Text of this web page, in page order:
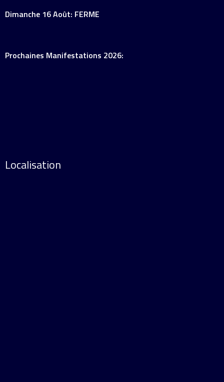
Dimanche 16 Août: FERME
Prochaines Manifestations 2026:
Localisation